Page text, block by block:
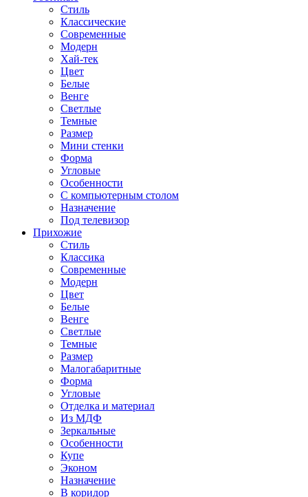
Стиль
Классические
Современные
Модерн
Хай-тек
Цвет
Белые
Венге
Светлые
Темные
Размер
Мини стенки
Форма
Угловые
Особенности
С компьютерным столом
Назначение
Под телевизор
Прихожие
Стиль
Классика
Современные
Модерн
Цвет
Белые
Венге
Светлые
Темные
Размер
Малогабаритные
Форма
Угловые
Отделка и материал
Из МДФ
Зеркальные
Особенности
Купе
Эконом
Назначение
В коридор